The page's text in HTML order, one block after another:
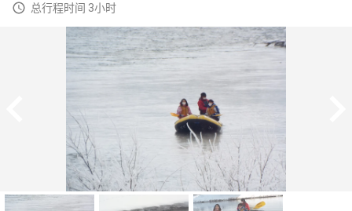
总行程时间 3小时